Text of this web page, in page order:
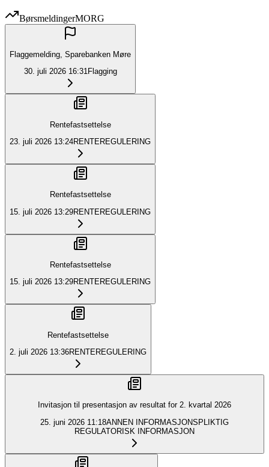
BørsmeldingerMORG
Flaggemelding, Sparebanken Møre
30. juli 2026 16:31Flagging
Rentefastsettelse
23. juli 2026 13:24RENTEREGULERING
Rentefastsettelse
15. juli 2026 13:29RENTEREGULERING
Rentefastsettelse
15. juli 2026 13:29RENTEREGULERING
Rentefastsettelse
2. juli 2026 13:36RENTEREGULERING
Invitasjon til presentasjon av resultat for 2. kvartal 2026
25. juni 2026 11:18ANNEN INFORMASJONSPLIKTIG
REGULATORISK INFORMASJON